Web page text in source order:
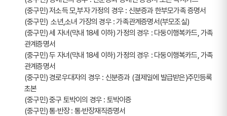
(중구민) 저소득 모,부자 가정의 경우 : 신분증과 한부모가족 증명서
(중구민)  소년,소녀 가장의 경우 : 가족관계증명서(부모조실)
(중구민) 세 자녀(막내 18세 이하) 가정의 경우 : 다둥이행복카드, 가족
관계증명서
(중구민) 두 자녀(막내 18세 이하) 가정의 경우 : 다둥이행복카드, 가족
관계증명서
(중구민) 경로우대자의 경우 : 신분증과 (결제일에 발급받은)주민등록
초본
(중구민) 중구 토박이의 경우 : 토박이증
(중구민) 통·반장 : 통·반장재직증명서